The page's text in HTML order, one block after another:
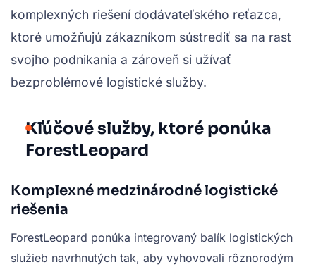
komplexných riešení dodávateľského reťazca,
ktoré umožňujú zákazníkom sústrediť sa na rast
svojho podnikania a zároveň si užívať
bezproblémové logistické služby.
Kľúčové služby, ktoré ponúka
ForestLeopard
Komplexné medzinárodné logistické
riešenia
ForestLeopard ponúka integrovaný balík logistických
služieb navrhnutých tak, aby vyhovovali rôznorodým